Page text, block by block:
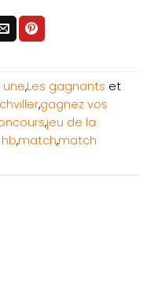
une,Les gagnants et
,gagnez vos
,jeu de la
,match,match